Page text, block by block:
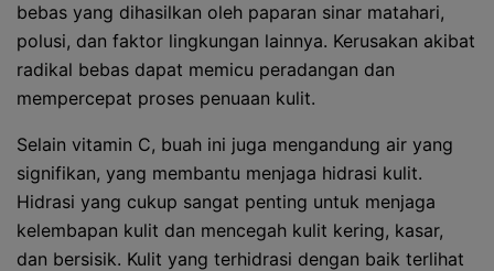
bebas yang dihasilkan oleh paparan sinar matahari,
polusi, dan faktor lingkungan lainnya. Kerusakan akibat
radikal bebas dapat memicu peradangan dan
mempercepat proses penuaan kulit.
Selain vitamin C, buah ini juga mengandung air yang
signifikan, yang membantu menjaga hidrasi kulit.
Hidrasi yang cukup sangat penting untuk menjaga
kelembapan kulit dan mencegah kulit kering, kasar,
dan bersisik. Kulit yang terhidrasi dengan baik terlihat